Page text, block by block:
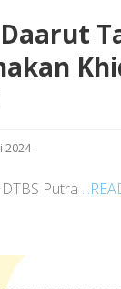
2024
Putra